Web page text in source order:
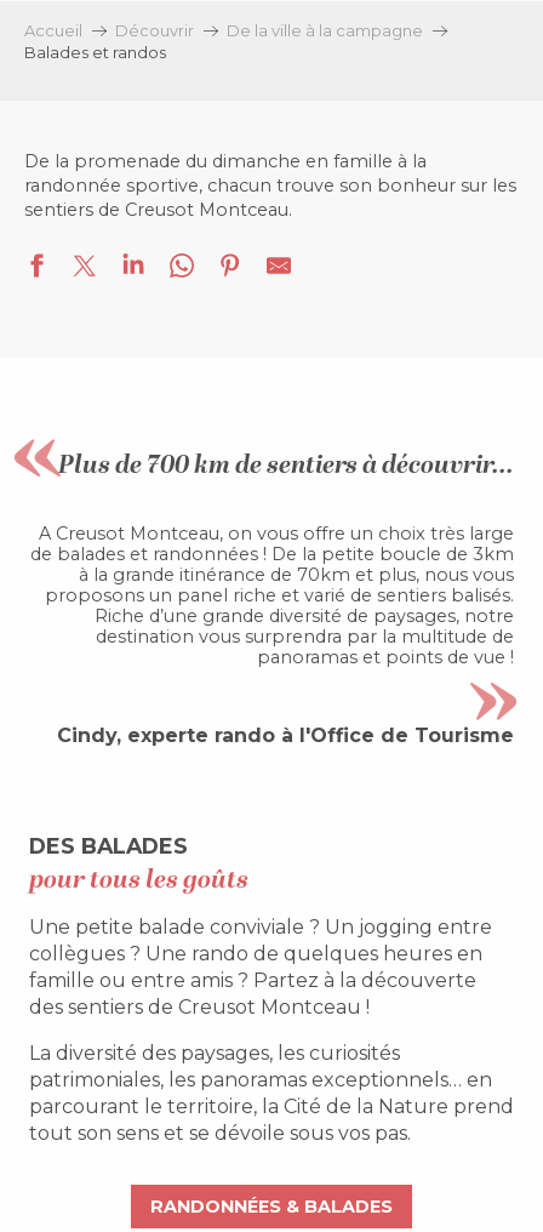
Accueil Découvrir
De la ville à la campagne
Balades et randos
De la promenade du dimanche en famille à la
randonnée sportive, chacun trouve son bonheur sur les
sentiers de Creusot Montceau.
Plus de 700 km de sentiers à découvrir...
A Creusot Montceau, on vous offre un choix très large
de balades et randonnées ! De la petite boucle de 3km
à la grande itinérance de 70km et plus, nous vous
proposons un panel riche et varié de sentiers balisés.
Riche d’une grande diversité de paysages, notre
destination vous surprendra par la multitude de
panoramas et points de vue !
Cindy, experte rando à l'Office de Tourisme
DES BALADES
pour tous les goûts
Une petite balade conviviale ? Un jogging entre
collègues ? Une rando de quelques heures en
famille ou entre amis ? Partez à la découverte
des sentiers de Creusot Montceau !
La diversité des paysages, les curiosités
patrimoniales, les panoramas exceptionnels… en
parcourant le territoire, la Cité de la Nature prend
tout son sens et se dévoile sous vos pas.
RANDONNÉES & BALADES